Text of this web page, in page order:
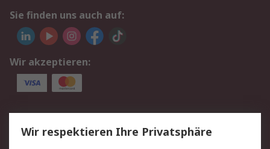
Sie finden uns auch auf:
Wir akzeptieren:
Service
Value Added Services
Lieferlösungen
Wir respektieren Ihre Privatsphäre